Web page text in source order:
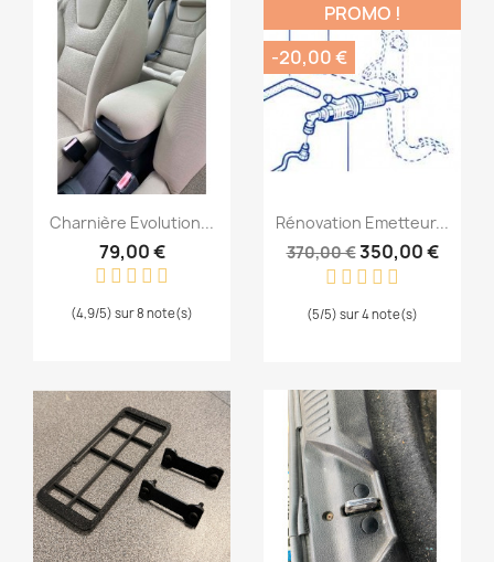
Aperçu rapide
Charnière Evolution...
79,00 €
(4,9/5) sur 8 note(s)
Aperçu rapide
Rénovation Emetteur...
370,00 €350,00 €
(5/5) sur 4 note(s)
PROMO !
-20,00 €